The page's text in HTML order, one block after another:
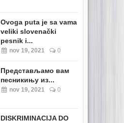
Ovoga puta je sa vama
veliki slovenački
pesnik i...
nov 19, 2021 0
Представљамо вам
песникињу из...
nov 19, 2021 0
DISKRIMINACIJA DO